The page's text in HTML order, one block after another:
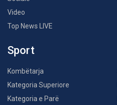
Video
Top News LIVE
Sport
Kombëtarja
Kategoria Superiore
Kategoria e Parë